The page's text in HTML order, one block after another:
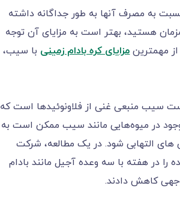
به مصرف آنها به طور جداگانه داشته
هستید، بهتر است به مزایای آن توجه
مهمترینمزایای کره بادام زمینی با سیب،
سیب منبعی غنی از فلاونوئیدها است که
در میوه‌هایی مانند سیب ممکن است به
های التهابی شود. در یک مطالعه، شرکت
در هفته با سه وعده آجیل مانند بادام
کاهش دادند.